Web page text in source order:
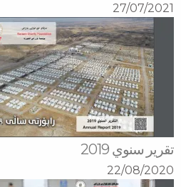
27/07/2021
تقرير سنوي 2019
22/08/2020